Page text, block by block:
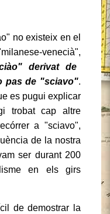
no existeix en el
venecià",
derivat de
pas de "sciavo".
es pugui explicar
trobat cap altre
a "sciavo",
de la nostra
ser durant 200
en els girs
de demostrar la